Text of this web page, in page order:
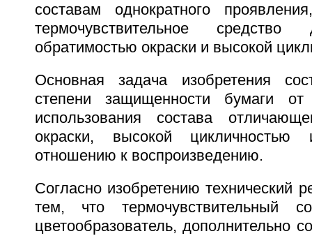
составам однократного
термочувствительное
обратимостью окраски и высокой
Основная задача изобретения
степени защищенности бумаги
использования состава
окраски, высокой
отношению к воспроизведению.
Согласно изобретению технический
тем, что термочувствительный
цветообразователь, дополнительно